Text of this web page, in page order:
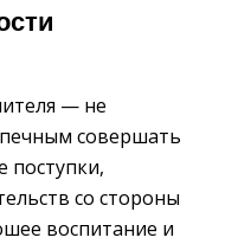
— не
совершать
поступки,
со стороны
воспитание и